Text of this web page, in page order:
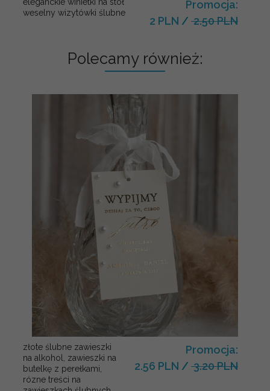
eleganckie winietki na stół
weselny wizytówki ślubne
Promocja:
2 PLN / 2.50 PLN
Polecamy również:
złote ślubne zawieszki
na alkohol, zawieszki na
butelkę z perełkami,
rózne treści na
Promocja:
2.56 PLN / 3.20 PLN